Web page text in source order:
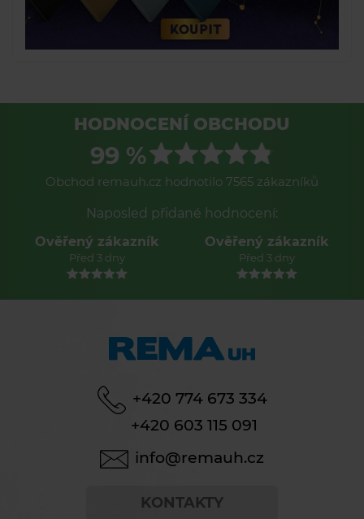
HODNOCENÍ OBCHODU
99 %
Obchod remauh.cz hodnotilo 7565 zákazníků
Naposled přidané hodnocení:
Ověřený zákazník
Před 3 dny
Ověřený zákazník
Před 3 dny
+420 774 673 334
+420 603 115 091
info@remauh.cz
KONTAKTY